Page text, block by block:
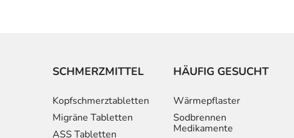
SCHMERZMITTEL
Kopfschmerztabletten
Migräne Tabletten
ASS Tabletten
HÄUFIG GESUCHT
Wärmepflaster
Sodbrennen
Medikamente